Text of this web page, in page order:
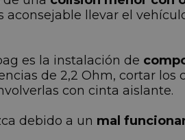
aconsejable llevar el
es la instalación de
de 2,2 Ohm, cortar
con cinta aislante.
debido a un mal